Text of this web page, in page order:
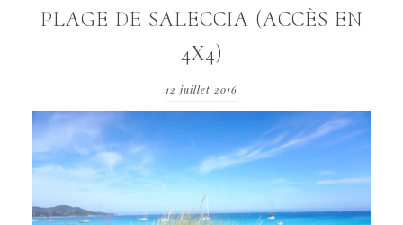
PLAGE DE SALECCIA (ACCÈS EN
4X4)
12 juillet 2016